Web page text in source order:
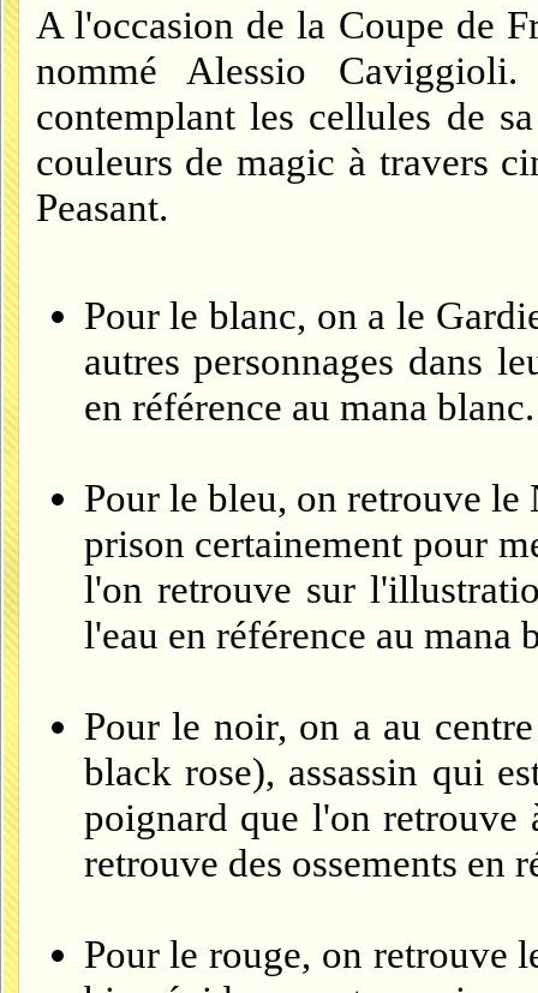
A l'occasion de la Coupe de
nommé Alessio
contemplant les cellules de
couleurs de magic à travers
Peasant.
Pour le blanc, on a le
autres personnages dans
en référence au mana blanc.
Pour le bleu, on retrouve le
prison certainement pour
l'on retrouve sur
l'eau en référence au mana
Pour le noir, on a au
black rose), assassin qui
poignard que l'on retrouve
retrouve des ossements en
Pour le rouge, on retrouve